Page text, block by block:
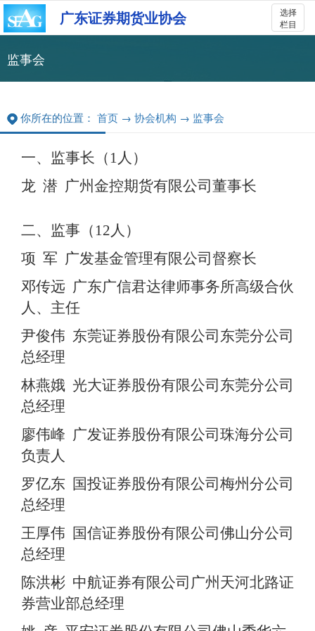
选择
栏目
广东证券期货业协会
监事会
你所在的位置： 首页 → 协会机构 → 监事会
一、监事长（ 1人）
龙 潜 广州金控期货有限公司董事长
二、监事（ 12人）
项 军 广发基金管理有限公司督察长
邓传远 广东广信君达律师事务所高级合伙
人、主任
尹俊伟 东莞证券股份有限公司东莞分公司
总经理
林燕娥 光大证券股份有限公司东莞分公司
总经理
廖伟峰 广发证券股份有限公司珠海分公司
负责人
罗亿东 国投证券股份有限公司梅州分公司
总经理
王厚伟 国信证券股份有限公司佛山分公司
总经理
陈洪彬 中航证券有限公司广州天河北路证
券营业部总经理